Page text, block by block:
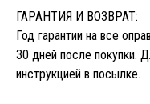
ГАРАНТИЯ И ВОЗВРАТ:
Год гарантии на все
30 дней после покупки.
инструкцией в посылке.